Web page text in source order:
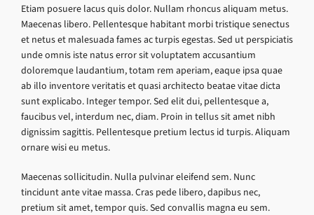
Etiam posuere lacus quis dolor. Nullam rhoncus aliquam metus.
Maecenas libero. Pellentesque habitant morbi tristique senectus
et netus et malesuada fames ac turpis egestas. Sed ut perspiciatis
unde omnis iste natus error sit voluptatem accusantium
doloremque laudantium, totam rem aperiam, eaque ipsa quae
ab illo inventore veritatis et quasi architecto beatae vitae dicta
sunt explicabo. Integer tempor. Sed elit dui, pellentesque a,
faucibus vel, interdum nec, diam. Proin in tellus sit amet nibh
dignissim sagittis. Pellentesque pretium lectus id turpis. Aliquam
ornare wisi eu metus.
Maecenas sollicitudin. Nulla pulvinar eleifend sem. Nunc
tincidunt ante vitae massa. Cras pede libero, dapibus nec,
pretium sit amet, tempor quis. Sed convallis magna eu sem.